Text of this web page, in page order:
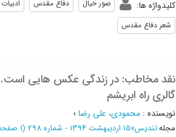
کلیدواژه ها: صور خیال دفاع مقدس
شعر دفاع مقدس
نقد مخاطب: در زندگی عکس هایی
گالری راه ابریشم
نویسنده : محمودی، علی رضا؛
مجله:تندیس»15 اردیبهشت 1394 - شماره 298 (‎1 صفحه -